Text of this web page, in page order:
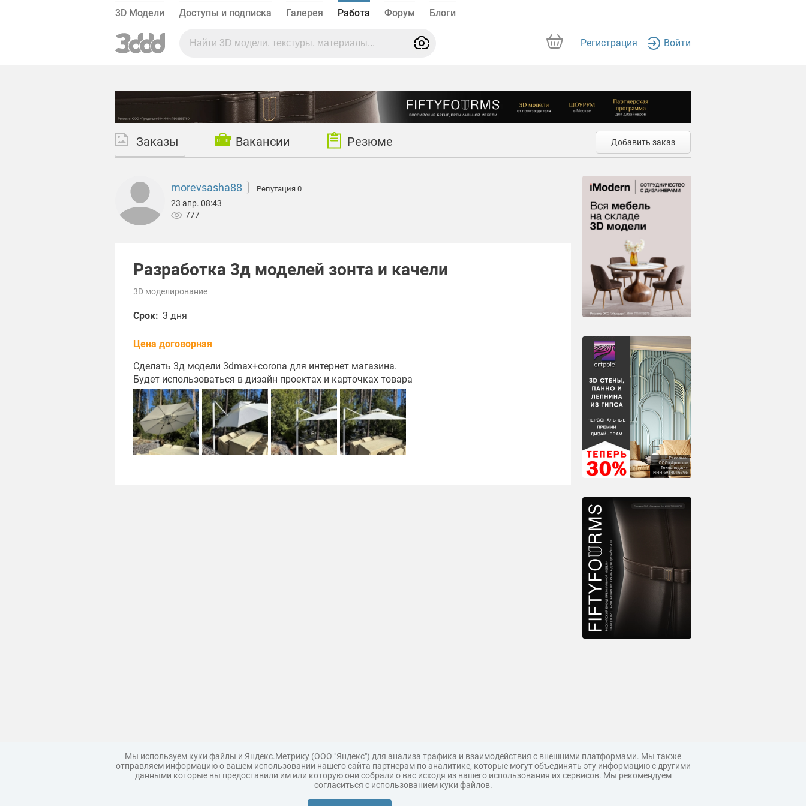
3D Модели Доступы и подписка Галерея Работа Форум Блоги
Регистрация Войти
Заказы Вакансии Резюме Добавить заказ
morevsasha88 Репутация 0
23 апр. 08:43
777
Разработка 3д моделей зонта и качели
3D моделирование
Срок: 3 дня
Цена договорная
Сделать 3д модели 3dmax+corona для интернет магазина.
Будет использоваться в дизайн проектах и карточках товара
Поддержка Царь 3D горы Мастер полигона
Топ модель
Мы используем куки файлы и Яндекс.Метрику (ООО "Яндекс") для анализа трафика и взаимодействия с внешними платформами. Мы также
отправляем информацию о вашем использовании нашего сайта партнерам по аналитике, которые могут объединять эту информацию с другими
данными которые вы предоставили им или которую они собрали о вас исходя из вашего использования их сервисов. Мы рекомендуем
согласиться с использованием куки файлов.